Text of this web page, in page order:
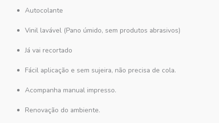
Autocolante
Vinil lavável (Pano úmido, sem produtos abrasivos)
Já vai recortado
Fácil aplicação e sem sujeira, não precisa de cola.
Acompanha manual impresso.
Renovação do ambiente.